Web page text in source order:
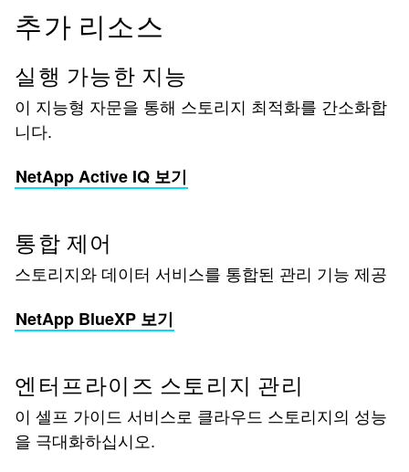
추가 리소스
실행 가능한 지능
이 지능형 자문을 통해 스토리지 최적화를 간소화합
니다.
NetApp Active IQ 보기
통합 제어
스토리지와 데이터 서비스를 통합된 관리 기능 제공
NetApp BlueXP 보기
엔터프라이즈 스토리지 관리
이 셀프 가이드 서비스로 클라우드 스토리지의 성능
을 극대화하십시오.